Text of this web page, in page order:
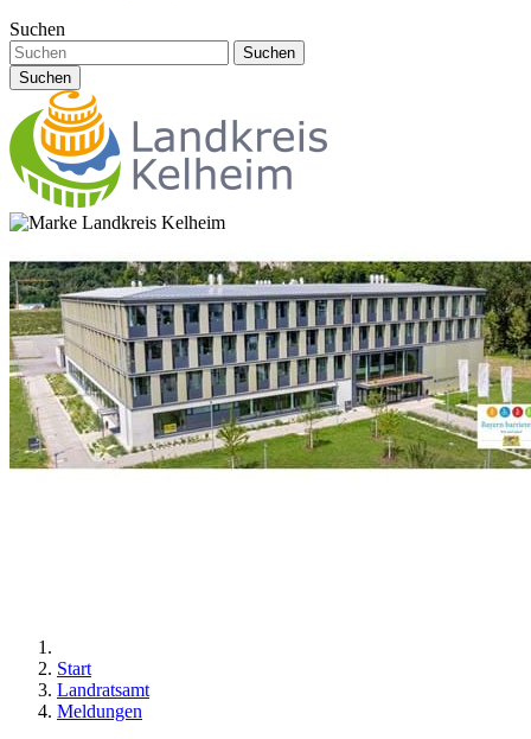
Suchen
Suchen
Suchen
Start
Landratsamt
Meldungen